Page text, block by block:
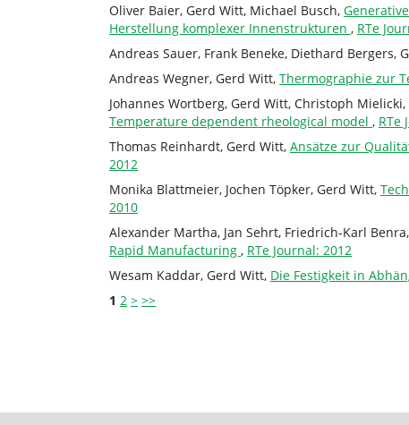
Oliver Baier, Gerd Witt, Michael Busch,
Herstellung komplexer Innenstrukturen, RTe
Andreas Sauer, Frank Beneke, Diethard Bergers,
Andreas Wegner, Gerd Witt,Thermographie zur
Johannes Wortberg, Gerd Witt, Christoph
Temperature dependent rheological model, RTe
Thomas Reinhardt, Gerd Witt,Ansätze zur
2012
Monika Blattmeier, Jochen Töpker, Gerd Witt,
2010
Alexander Martha, Jan Sehrt, Friedrich-Karl
Rapid Manufacturing, RTe Journal: 2012
Wesam Kaddar, Gerd Witt, Die Festigkeit in
1 2 > >>